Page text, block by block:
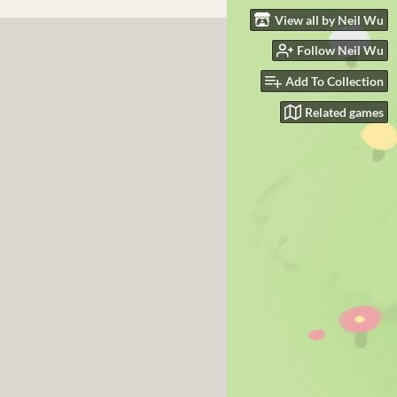
View all by Neil Wu
Follow Neil Wu
Add To Collection
Related games